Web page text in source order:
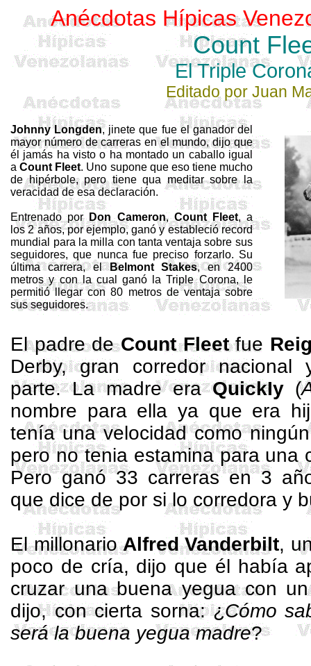
Anécdotas Hípicas
Count
El Triple
Editado por Juan
JohnnyLongden, jinete que fue el ganador del
mayor número de carreras en el mundo, dijo que
él jamás ha visto o ha montado un caballo igual
aCount Fleet. Uno supone que eso tiene mucho
de hipérbole, pero tiene qua meditar sobre la
veracidad de esa declaración.
Entrenado porDon Cameron, Count Fleet, a
los 2 años, por ejemplo, ganó y estableció record
mundial para la milla con tanta ventaja sobre sus
seguidores, que nunca fue preciso forzarlo. Su
última carrera, elBelmontStakes, en2400
metrosy con la cual ganó la Triple Corona, le
permitió llegar con80 metrosde ventaja sobre
sus seguidores.
El padre deCount Fleetfue
Derby, gran corredor nacional
parte. La madre eraQuickIy (
nombre para ella ya que era
tenía una velocidad como
pero no tenia estaminapara una
Pero ganó 33 carreras en 3
que dice de por si lo corredora y
El millonarioAlfred Vanderbilt,
poco de cría, dijo que él había
cruzar una buena yegua con
dijo, con cierta sorna: ¿Cómo
será la buena yegua madre?